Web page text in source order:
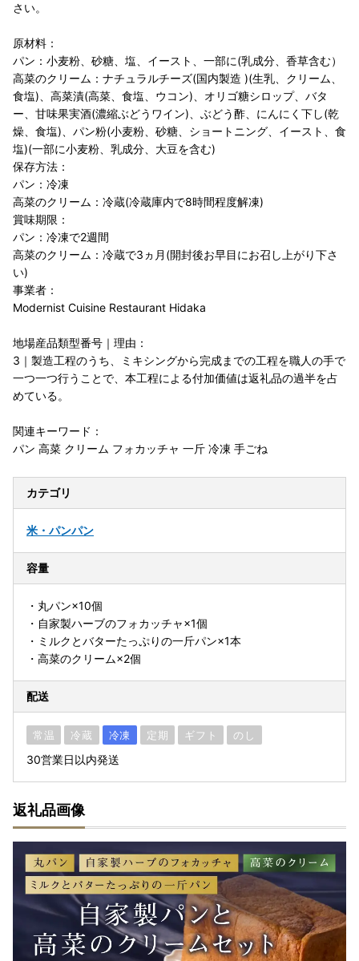
さい。
原材料：
パン：小麦粉、砂糖、塩、イースト、一部に(乳成分、香草含む）
高菜のクリーム：ナチュラルチーズ(国内製造 )(生乳、クリーム、
食塩)、高菜漬(高菜、食塩、ウコン)、オリゴ糖シロップ、バタ
ー、甘味果実酒(濃縮ぶどうワイン)、ぶどう酢、にんにく下し(乾
燥、食塩)、パン粉(小麦粉、砂糖、ショートニング、イースト、食
塩)(一部に小麦粉、乳成分、大豆を含む)
保存方法：
パン：冷凍
高菜のクリーム：冷蔵(冷蔵庫内で8時間程度解凍)
賞味期限：
パン：冷凍で2週間
高菜のクリーム：冷蔵で3ヵ月(開封後お早目にお召し上がり下さ
い)
事業者：
Modernist Cuisine Restaurant Hidaka
地場産品類型番号｜理由：
3｜製造工程のうち、ミキシングから完成までの工程を職人の手で
一つ一つ行うことで、本工程による付加価値は返礼品の過半を占
めている。
関連キーワード：
パン 高菜 クリーム フォカッチャ 一斤 冷凍 手ごね
カテゴリ
米・パンパン
容量
・丸パン×10個
・自家製ハーブのフォカッチャ×1個
・ミルクとバターたっぷりの一斤パン×1本
・高菜のクリーム×2個
配送
常温 冷蔵 冷凍 定期 ギフト のし
30営業日以内発送
返礼品画像